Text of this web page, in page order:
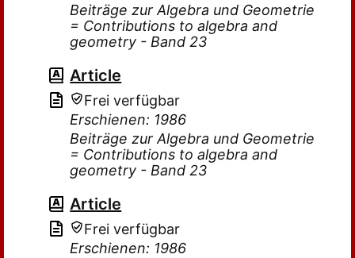
Beiträge zur Algebra und Geometrie
= Contributions to algebra and
geometry - Band 23
Article
Frei verfügbar
Erschienen: 1986
Beiträge zur Algebra und Geometrie
= Contributions to algebra and
geometry - Band 23
Article
Frei verfügbar
Erschienen: 1986